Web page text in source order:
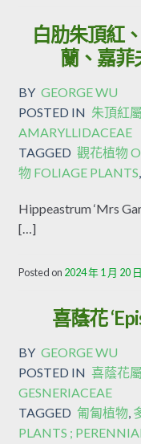
白肋朱頂紅
蘭、嘉菲
BY GEORGE WU
POSTED IN 朱頂紅
AMARYLLIDACEAE
TAGGED 觀花植物
物 FOLIAGE PLANTS,
Hippeastrum ‘Mrs
[…]
Posted on 2024 年 1 月 20 日
喜蔭花
BY GEORGE WU
POSTED IN 喜蔭花
GESNERIACEAE
TAGGED 匍匐植物,
PLANTS ;